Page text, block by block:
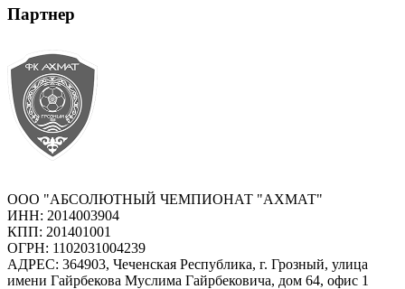
Партнер
ООО "АБСОЛЮТНЫЙ ЧЕМПИОНАТ "АХМАТ"
ИНН: 2014003904
КПП: 201401001
ОГРН: 1102031004239
АДРЕС: 364903, Чеченская Республика, г. Грозный, улица
имени Гайрбекова Муслима Гайрбековича, дом 64, офис 1